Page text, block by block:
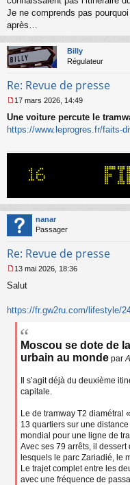
g
e
n
o
n
l
Je ne comprends pas
après…
Billy
Régulateur
Re: Revue de presse
e
s
n
l
u
17 mars 2026, 14:49
Une voiture percute le
https://www.leprogres.fr/faits-
nanar
Passager
Re: Revue de presse
e
s
a
13 mai 2026, 18:36
Salut
https://fr.gw2ru.com/lifestyle/
Moscou se dote de
urbain au monde par
Il s’agit déjà du deuxième
capitale.
Le de tramway T2 diamétral
13 quartiers sur une
mondial pour une ligne de
Avec ses 79 arrêts, il
lesquels le parc Zariadié, le
Le trajet complet entre les
avec une fréquence de